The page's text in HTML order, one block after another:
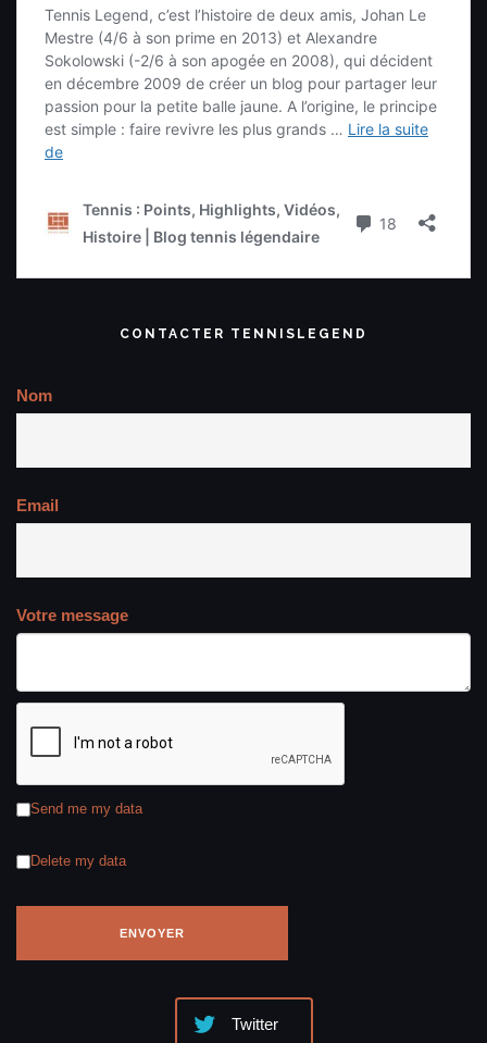
CONTACTER TENNISLEGEND
Nom
Email
Votre message
Send me my data
Delete my data
Twitter